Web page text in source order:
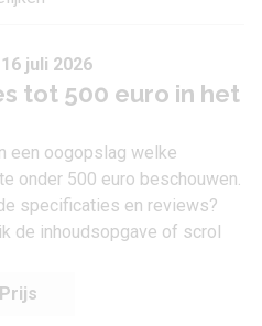
juli 2026
tot 500 euro in het
een oogopslag welke
onder 500 euro beschouwen.
specificaties en reviews?
de inhoudsopgave of scrol
Prijs